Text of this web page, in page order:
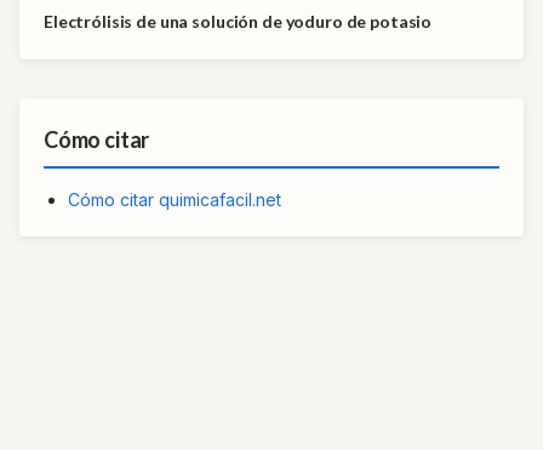
Electrólisis de una solución de yoduro de potasio
Cómo citar
Cómo citar quimicafacil.net